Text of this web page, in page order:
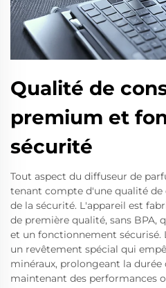
Qualité de
premium et
sécurité
Tout aspect du diffuseur de
tenant compte d'une qualité
de la sécurité. L'appareil est
de première qualité, sans BPA,
et un fonctionnement sécurisé.
un revêtement spécial qui
minéraux, prolongeant la
maintenant des performances